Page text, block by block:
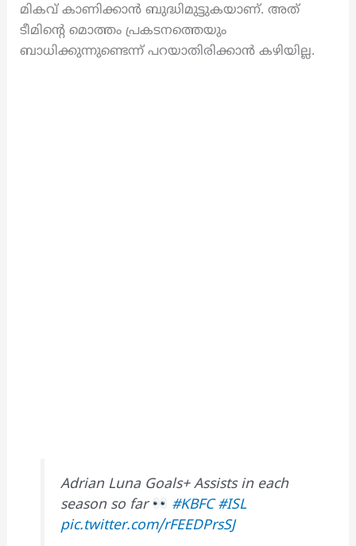
മികവ് കാണിക്കാൻ ബുദ്ധിമുട്ടുകയാണ്. അത്
ടീമിന്റെ മൊത്തം പ്രകടനത്തെയും
ബാധിക്കുന്നുണ്ടെന്ന് പറയാതിരിക്കാൻ കഴിയില്ല.
Adrian Luna Goals+ Assists in each
season so far
#KBFC #ISL
pic.twitter.com/rFEEDPrsSJ